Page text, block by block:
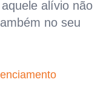
alívio não
no seu